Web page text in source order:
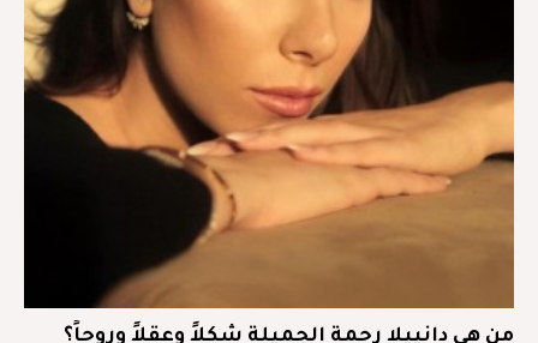
من هي دانييلا رحمة الجميلة شكلاً وعقلاً وروحاً؟